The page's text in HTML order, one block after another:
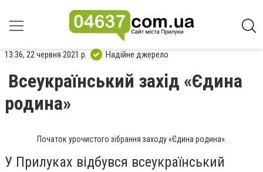
13:36, 22 червня 2021 р. Надійне джерело
Всеукраїнський захід «Єдина
родина»
Початок урочистого зібрання заходу «Єдина родина».
У Прилуках відбувся всеукраїнський